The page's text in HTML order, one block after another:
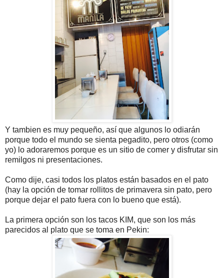
Y tambien es muy pequeño, así que algunos lo odiarán
porque todo el mundo se sienta pegadito, pero otros (como
yo) lo adoraremos porque es un sitio de comer y disfrutar sin
remilgos ni presentaciones.
Como dije, casi todos los platos están basados en el pato
(hay la opción de tomar rollitos de primavera sin pato, pero
porque dejar el pato fuera con lo bueno que está).
La primera opción son los tacos KIM, que son los más
parecidos al plato que se toma en Pekin: